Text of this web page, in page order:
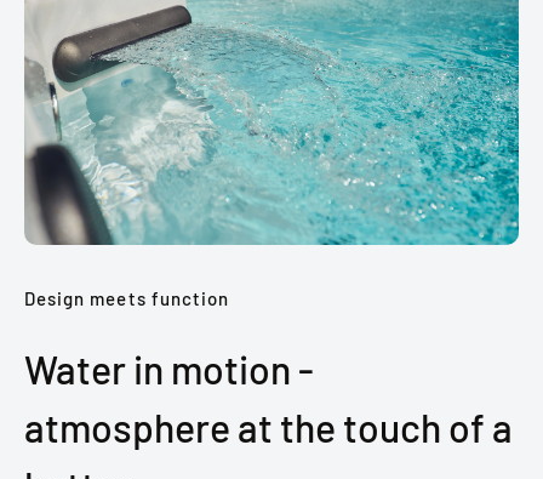
Design meets function
Water in motion -
atmosphere at the touch of a